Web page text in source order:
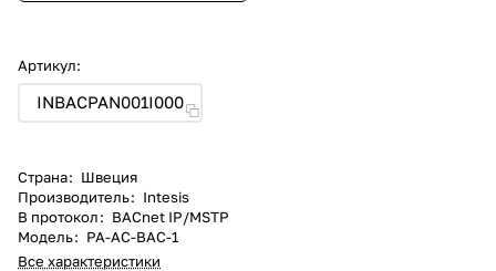
Артикул:
INBACPAN001I000
Страна: Швеция
Производитель: Intesis
В протокол: BACnet IP/MSTP
Модель: PA-AC-BAC-1
Все характеристики